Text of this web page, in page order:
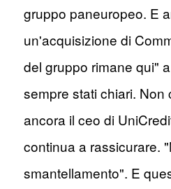
gruppo paneuropeo. E
un'acquisizione di
del gruppo rimane qui"
sempre stati chiari. Non
ancora il ceo di
continua a rassicurare.
smantellamento". E